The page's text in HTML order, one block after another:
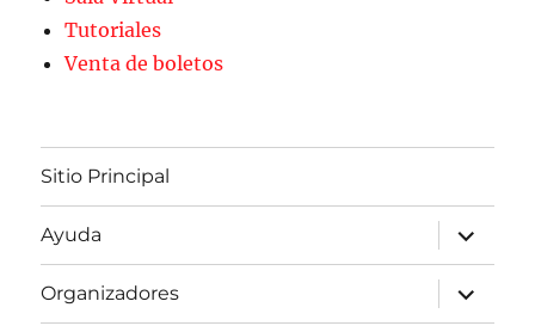
Tutoriales
Venta de boletos
Sitio Principal
Ayuda
expande
el
menú
inferior
Organizadores
expande
el
menú